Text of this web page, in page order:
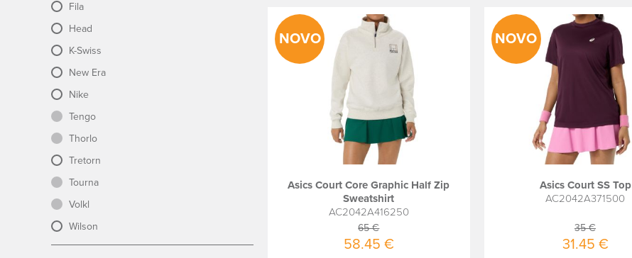
Fila
Head
K-Swiss
New Era
Nike
Tengo
Thorlo
Tretorn
Tourna
Volkl
Wilson
NOVO
Asics Court Core Graphic Half Zip
Sweatshirt
AC2042A416250
65 €
58.45 €
NOVO
Asics Court SS Top
AC2042A371500
35 €
31.45 €